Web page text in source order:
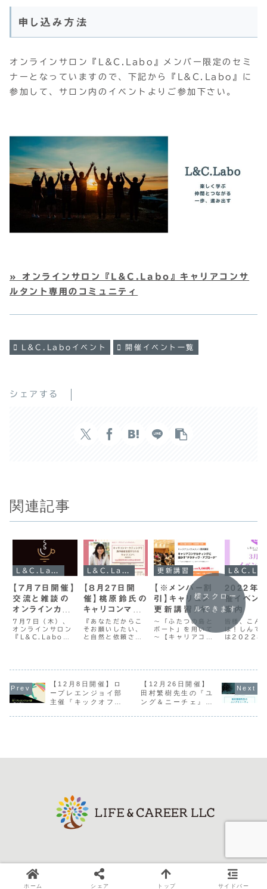
申し込み方法
オンラインサロン『L&C.Labo』メンバー限定のセミ
ナーとなっていますので、下記から『L&C.Labo』に
参加して、サロン内のイベントよりご参加下さい。
» オンラインサロン『L&C.Labo』キャリアコンサ
ルタント専用のコミュニティ
L&C.Laboイベント 開催イベント一覧
シェアする
関連記事
【７月７日開催】
交流と雑談の
オンラインカフ
ェ
『L&C.CAFE
』OPEN！
7月7日（木）、
オンラインサロン
『L&C.Labo』
す。こんなCAFE
です。 気軽に雑談
や交流がしたい。
色んな人と話して
【８月27日開
催】桃原鈴氏の
キャリコンマー
ケティングで真
の価値を届けら
れるキャリコン
『あなただからこ
そお願いしたい、
と自然と依頼され
道:全６回分（総復
習回！）唯一無二
のキャリコンにな
るためのセルフ・
更新講習
【※メンバー割
引】キャリコン
更新講習『キャ
リアコンサルテ
ィングに活か
す“ナラティヴ・
～「ふたつの島と
ボート」を用いて
～【キャリアコン
タント資格につき
ましては、常に最
新の知識を習得
し、スキルを維持
2022年3
催イベン
案内
皆様、こん
は！しんで
は2022年
3日（木）
オンライン
『
横スクロー
ルできます
【12月8日開催】ロ
ープレエンジョイ部
主催『キックオフミ
【12月26日開催】
田村繁樹先生の『ユ
ング＆ニーチェ』セ
© 2021 LIFE&CAREER LLC.
ホーム シェア トップ サイドバー